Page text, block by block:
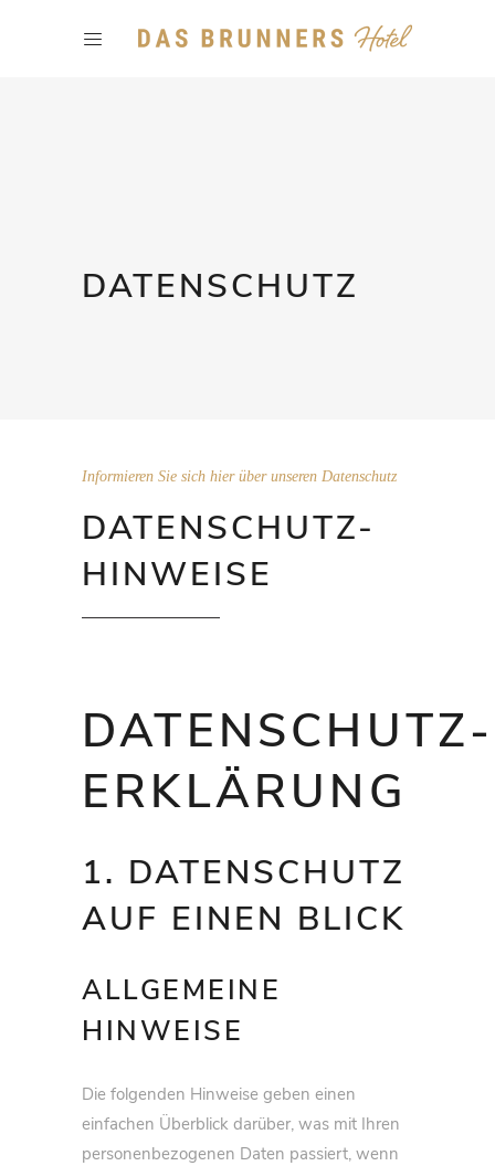
DATENSCHUTZ
Informieren Sie sich hier über unseren Datenschutz
DATENSCHUTZ-
HINWEISE
DATENSCHUTZ­
ERKLÄRUNG
1. DATENSCHUTZ
AUF EINEN BLICK
ALLGEMEINE
HINWEISE
Die folgenden Hinweise geben einen
einfachen Überblick darüber, was mit Ihren
personenbezogenen Daten passiert, wenn